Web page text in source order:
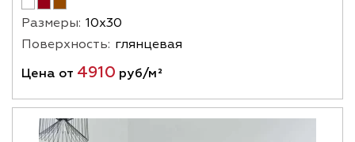
Размеры: 10х30
Поверхность: глянцевая
Цена от 4910 руб/м²